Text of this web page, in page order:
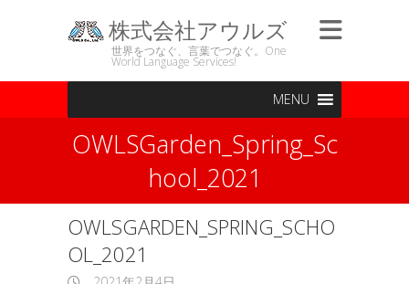
株式会社アウルズ
世界をつなぐ、言葉でつなぐ。One
World Language Services!
MENU
OWLSGarden_Spring_Sc
hool_2021
OWLSGARDEN_SPRING_SCHO
OL_2021